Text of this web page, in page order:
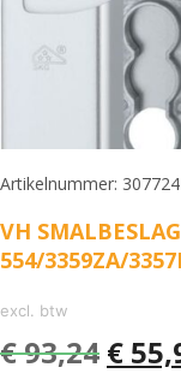
Artikelnummer: 307724
VH
554/3359ZA/
excl. btw
€93,24 €